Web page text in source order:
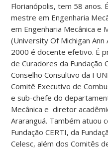
Florianópolis, tem 58 anos.
mestre em Engenharia
em Engenharia Mecânica e
(University Of Michigan
2000 é docente efetivo. É
de Curadores da Fundação
Conselho Consultivo da
Comitê Executivo de
e sub-chefe do
Mecânica e diretor
Araranguá. Também atuou
Fundação CERTI, da
Celesc, além dos Comitês